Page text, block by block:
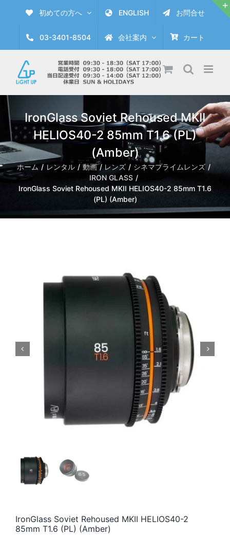
初めての方へ ENGLISH お問合せ
03-3401-8504 会社案内 カート
IronGlass Soviet Rehoused MKII
HELIOS40-2 85mm T1.6 (PL)
(Amber)
ホーム レンタル 動画 レンズ
シネマプライムレンズ
IRON GLASS
IronGlass Soviet Rehoused MKII HELIOS40-2 85mm T1.6
(PL) (Amber)
IronGlass Soviet Rehoused MKII HELIOS40-2
85mm T1.6 (PL) (Amber)